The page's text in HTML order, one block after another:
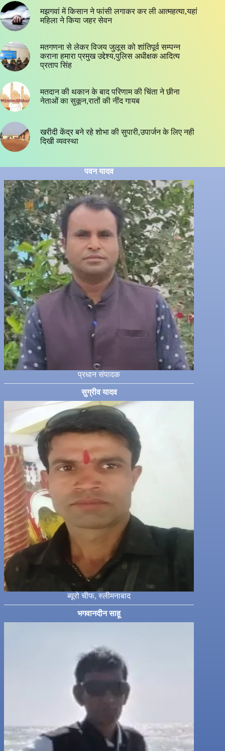
मझगवां में किसान ने फांसी लगाकर कर ली आत्महत्या,यहां
महिला ने किया जहर सेवन
मतगणना से लेकर विजय जुलूस को शांतिपूर्व सम्पन्न
कराना हमारा प्रमुख उद्देश्य,पुलिस अधीक्षक आदित्य
प्रताप सिंह
मतदान की थकान के बाद परिणाम की चिंता ने छीना
नेताओं का सुकून,रातों की नींद गायब
खरीदी केंद्र बने रहे शोभा की सुपारी,उपार्जन के लिए नही
दिखी व्यवस्था
पवन यादव
प्रधान संपादक
सुग्रीव यादव
ब्यूरो चीफ, स्लीमनाबाद
भगवानदीन साहू